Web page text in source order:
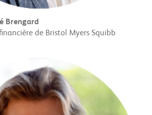
Brengard
de Bristol Myers Squibb